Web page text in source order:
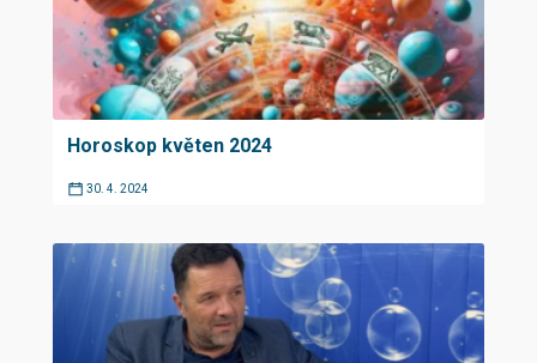
Horoskop květen 2024
30. 4. 2024